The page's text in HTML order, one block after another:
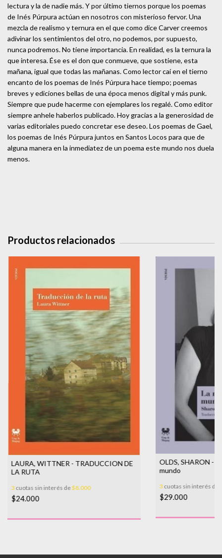
lectura y la de nadie más. Y por último tiernos porque los poemas
de Inés Púrpura actúan en nosotros con misterioso fervor. Una
mezcla de realismo y ternura en el que como dice Carver creemos
adivinar los sentimientos del otro, no podemos, por supuesto,
nunca podremos. No tiene importancia. En realidad, es la ternura la
que interesa. Ése es el don que conmueve, que sostiene, esta
mañana, igual que todas las mañanas. Como lector caí en el tierno
encanto de los poemas de Inés Púrpura hace tiempo; poemas
breves y ediciones bellas de una época menos digital y más punk.
Siempre que pude hacerme con ejemplares los regalé. Como editor
siempre anhele haberlos publicado. Hoy gracias a la generosidad de
varias editoriales puedo concretar ese deseo. Los poemas de Gael,
los poemas de Inés Púrpura juntos en Santos Locos para que de
alguna manera en la inmediatez de un poema este mundo nos duela
menos.
Productos relacionados
LAURA, WITTNER - TRADUCCION DE
LA RUTA
3cuotas sin interés de$8.000
$24.000
OLDS, SHARON -
mundo
3cuotas sin interés de
$29.000